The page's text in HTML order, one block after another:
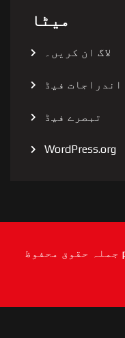
میٹا
لاگ ان کریں۔
اندراجات فیڈ
تبصرے فیڈ
WordPress.org
©کاپی رائٹ 2025 pkmovies.live جملہ حقوق محفوظ